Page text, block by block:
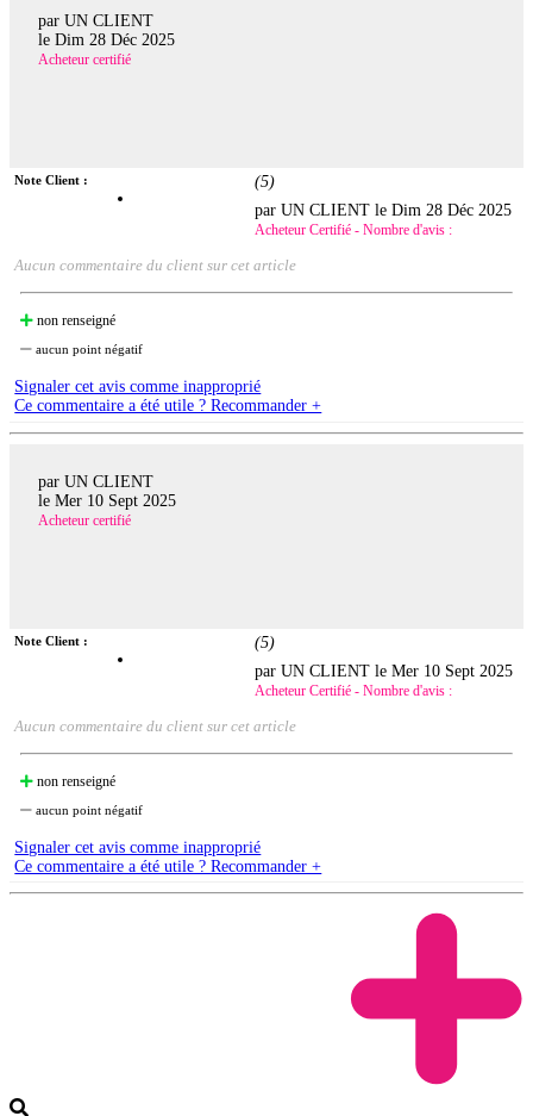
par UN CLIENT
le Dim 28 Déc 2025
Acheteur certifié
Note Client : (5)
par UN CLIENT leDim 28 Déc 2025
Acheteur Certifié - Nombre d'avis :
Aucun commentaire du client sur cet article
non renseigné
aucun point négatif
Signaler cet avis comme inapproprié
Ce commentaire a été utile ? Recommander +
par UN CLIENT
le Mer 10 Sept 2025
Acheteur certifié
Note Client : (5)
par UN CLIENT leMer 10 Sept 2025
Acheteur Certifié - Nombre d'avis :
Aucun commentaire du client sur cet article
non renseigné
aucun point négatif
Signaler cet avis comme inapproprié
Ce commentaire a été utile ? Recommander +